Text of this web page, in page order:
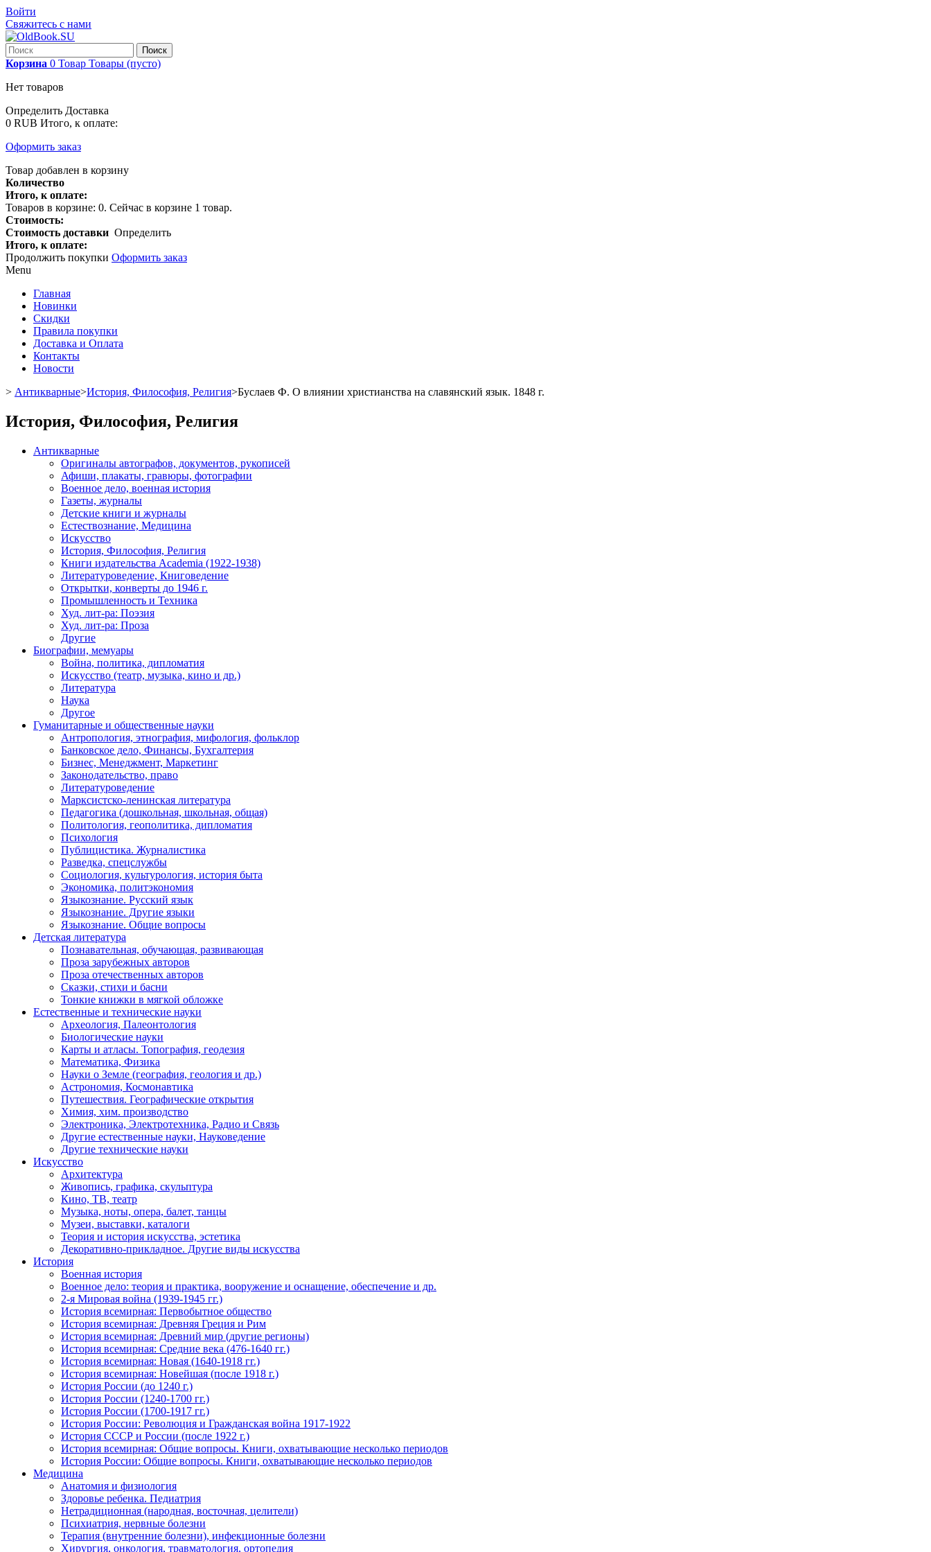
Войти
Свяжитесь с нами
Поиск
Корзина 0 Товар Товары (пусто)
Нет товаров
Определить Доставка
0 RUB Итого, к оплате:
Оформить заказ
Товар добавлен в корзину
Количество
Итого, к оплате:
Товаров в корзине: 0. Сейчас в корзине 1 товар.
Стоимость:
Стоимость доставки Определить
Итого, к оплате:
Продолжить покупки Оформить заказ
Menu
Главная
Новинки
Скидки
Правила покупки
Доставка и Оплата
Контакты
Новости
> Антикварные>История, Философия, Религия>Буслаев Ф. О влиянии христианства на славянский язык. 1848 г.
История, Философия, Религия
Антикварные
Оригиналы автографов, документов, рукописей
Афиши, плакаты, гравюры, фотографии
Военное дело, военная история
Газеты, журналы
Детские книги и журналы
Естествознание, Медицина
Искусство
История, Философия, Религия
Книги издательства Academia (1922-1938)
Литературоведение, Книговедение
Открытки, конверты до 1946 г.
Промышленность и Техника
Худ. лит-ра: Поэзия
Худ. лит-ра: Проза
Другие
Биографии, мемуары
Война, политика, дипломатия
Искусство (театр, музыка, кино и др.)
Литература
Наука
Другое
Гуманитарные и общественные науки
Антропология, этнография, мифология, фольклор
Банковское дело, Финансы, Бухгалтерия
Бизнес, Менеджмент, Маркетинг
Законодательство, право
Литературоведение
Марксистско-ленинская литература
Педагогика (дошкольная, школьная, общая)
Политология, геополитика, дипломатия
Психология
Публицистика. Журналистика
Разведка, спецслужбы
Социология, культурология, история быта
Экономика, политэкономия
Языкознание. Русский язык
Языкознание. Другие языки
Языкознание. Общие вопросы
Детская литература
Познавательная, обучающая, развивающая
Проза зарубежных авторов
Проза отечественных авторов
Сказки, стихи и басни
Тонкие книжки в мягкой обложке
Естественные и технические науки
Археология, Палеонтология
Биологические науки
Карты и атласы. Топография, геодезия
Математика, Физика
Науки о Земле (география, геология и др.)
Астрономия, Космонавтика
Путешествия. Географические открытия
Химия, хим. производство
Электроника, Электротехника, Радио и Связь
Другие естественные науки, Науковедение
Другие технические науки
Искусство
Архитектура
Живопись, графика, скульптура
Кино, ТВ, театр
Музыка, ноты, опера, балет, танцы
Музеи, выставки, каталоги
Теория и история искусства, эстетика
Декоративно-прикладное. Другие виды искусства
История
Военная история
Военное дело: теория и практика, вооружение и оснащение, обеспечение и др.
2-я Мировая война (1939-1945 гг.)
История всемирная: Первобытное общество
История всемирная: Древняя Греция и Рим
История всемирная: Древний мир (другие регионы)
История всемирная: Средние века (476-1640 гг.)
История всемирная: Новая (1640-1918 гг.)
История всемирная: Новейшая (после 1918 г.)
История России (до 1240 г.)
История России (1240-1700 гг.)
История России (1700-1917 гг.)
История России: Революция и Гражданская война 1917-1922
История СССР и России (после 1922 г.)
История всемирная: Общие вопросы. Книги, охватывающие несколько периодов
История России: Общие вопросы. Книги, охватывающие несколько периодов
Медицина
Анатомия и физиология
Здоровье ребенка. Педиатрия
Нетрадиционная (народная, восточная, целители)
Психиатрия, нервные болезни
Терапия (внутренние болезни), инфекционные болезни
Хирургия, онкология, травматология, ортопедия